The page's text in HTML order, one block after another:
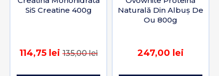
SiS Creatine 400g
114,75 lei135,00 lei
Naturală Din Albuș De
Ou 800g
247,00 lei